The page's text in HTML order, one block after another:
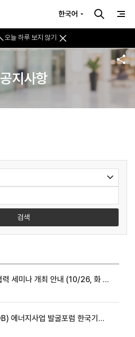
오늘 하루 보지 않기
한국어
공지사항
검색
한국 - 파라과이 철도 협력 세미나 개최 안내 (10/26, 화 아순시온 현지)
아프리카개발은행(AfDB) 에너지사업 발굴포럼 한국기업 신청자 모집 (~10/14)